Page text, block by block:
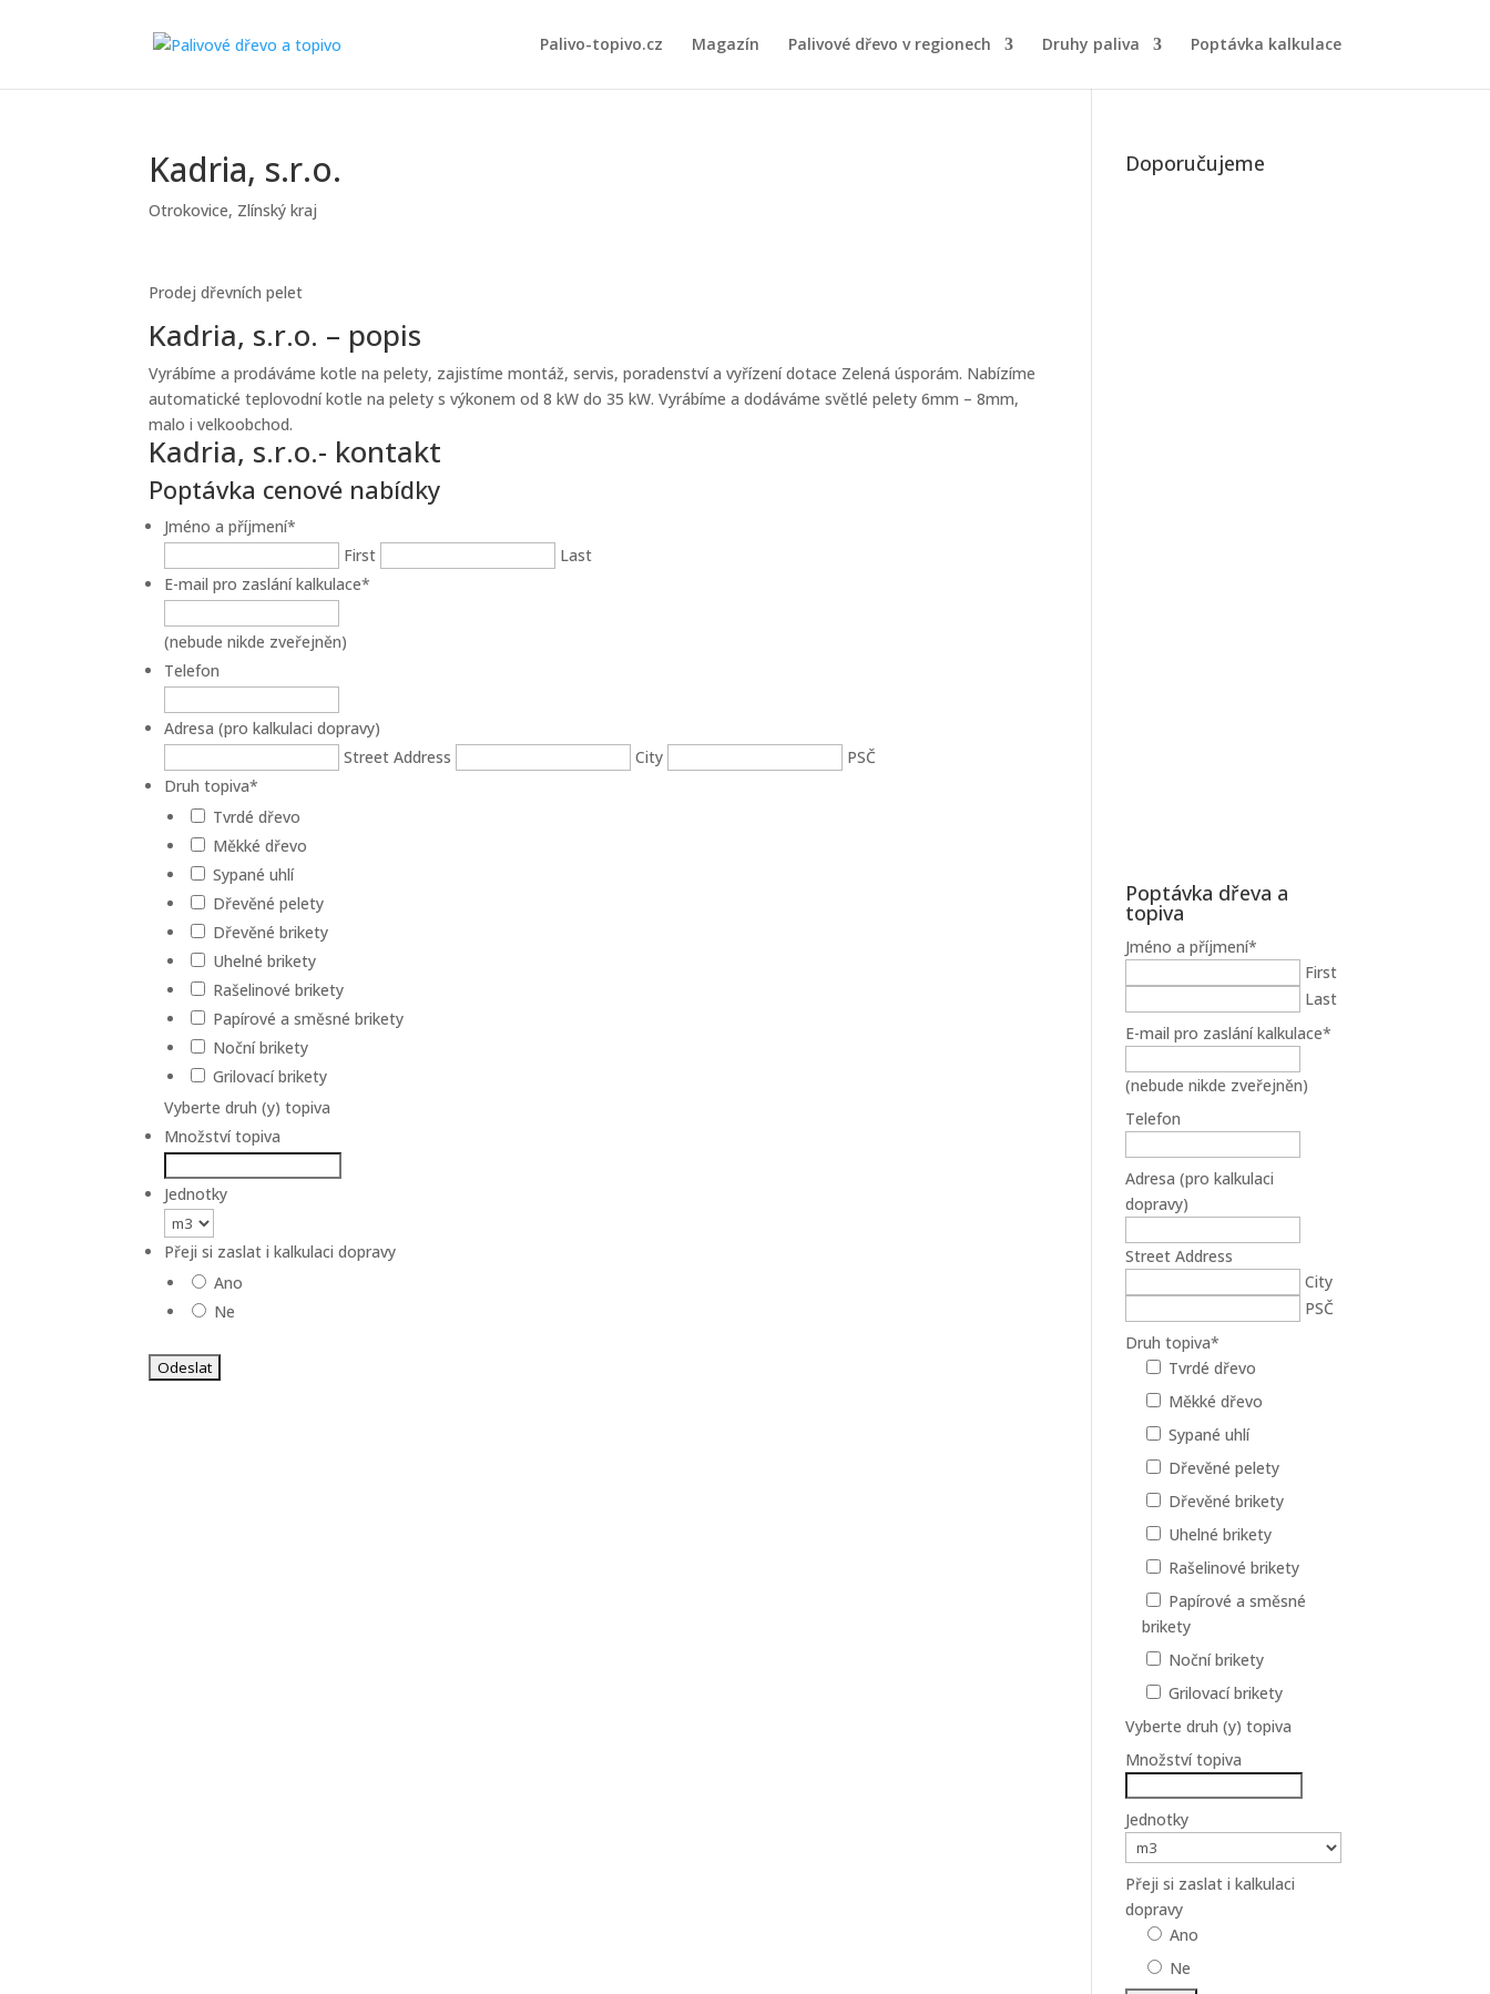
Palivo-topivo.cz Magazín Palivové dřevo v regionech Druhy paliva Poptávka kalkulace
Kadria, s.r.o.
Otrokovice, Zlínský kraj
Prodej dřevních pelet
Kadria, s.r.o. – popis
Vyrábíme a prodáváme kotle na pelety, zajistíme montáž, servis, poradenství a vyřízení dotace Zelená úsporám. Nabízíme
automatické teplovodní kotle na pelety s výkonem od 8 kW do 35 kW. Vyrábíme a dodáváme světlé pelety 6mm – 8mm,
malo i velkoobchod.
Kadria, s.r.o.- kontakt
Poptávka cenové nabídky
Jméno a příjmení*
First
Last
E-mail pro zaslání kalkulace*
(nebude nikde zveřejněn)
Telefon
Adresa (pro kalkulaci dopravy)
Street Address
City
PSČ
Druh topiva*
Tvrdé dřevo
Měkké dřevo
Sypané uhlí
Dřevěné pelety
Dřevěné brikety
Uhelné brikety
Rašelinové brikety
Papírové a směsné brikety
Noční brikety
Grilovací brikety
Vyberte druh (y) topiva
Množství topiva
Jednotky
Přeji si zaslat i kalkulaci dopravy
Ano
Ne
Doporučujeme
Poptávka dřeva a
topiva
Jméno a příjmení*
First
Last
E-mail pro zaslání kalkulace*
(nebude nikde zveřejněn)
Telefon
Adresa (pro kalkulaci
dopravy)
Street Address
City
PSČ
Druh topiva*
Tvrdé dřevo
Měkké dřevo
Sypané uhlí
Dřevěné pelety
Dřevěné brikety
Uhelné brikety
Rašelinové brikety
Papírové a směsné
brikety
Noční brikety
Grilovací brikety
Vyberte druh (y) topiva
Množství topiva
Jednotky
Přeji si zaslat i kalkulaci
dopravy
Ano
Ne